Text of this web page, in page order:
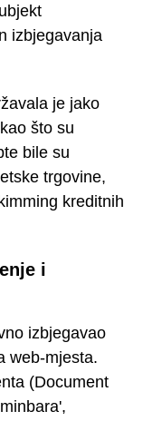
izbjegavanja
je jako
što su
bile su
trgovine,
kreditnih
i
izbjegavao
web-mjesta.
(Document